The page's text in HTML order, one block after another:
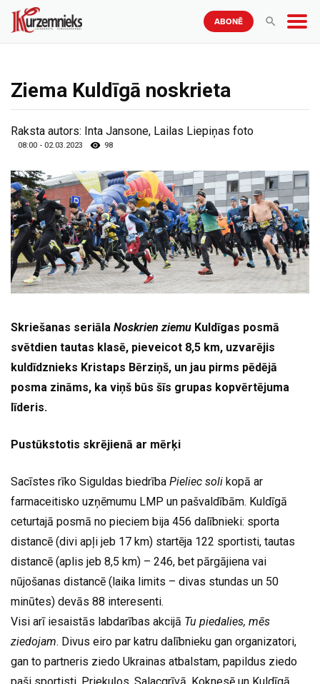
ABONĒ
Ziema Kuldīgā noskrieta
Raksta autors: Inta Jansone, Lailas Liepiņas foto
08:00 - 02.03.2023 98
Skriešanas seriāla Noskrien ziemu Kuldīgas posmā
svētdien tautas klasē, pieveicot 8,5 km, uzvarējis
kuldīdznieks Kristaps Bērziņš, un jau pirms pēdējā
posma zināms, ka viņš būs šīs grupas kopvērtējuma
līderis.
Pustūkstotis skrējienā ar mērķi
Sacīstes rīko Siguldas biedrība Pieliec soli kopā ar
farmaceitisko uzņēmumu LMP un pašvaldībām. Kuldīgā
ceturtajā posmā no pieciem bija 456 dalībnieki: sporta
distancē (divi apļi jeb 17 km) startēja 122 sportisti, tautas
distancē (aplis jeb 8,5 km) – 246, bet pārgājiena vai
nūjošanas distancē (laika limits – divas stundas un 50
minūtes) devās 88 interesenti.
Visi arī iesaistās labdarības akcijā Tu piedalies, mēs
ziedojam. Divus eiro par katru dalībnieku gan organizatori,
gan to partneris ziedo Ukrainas atbalstam, papildus ziedo